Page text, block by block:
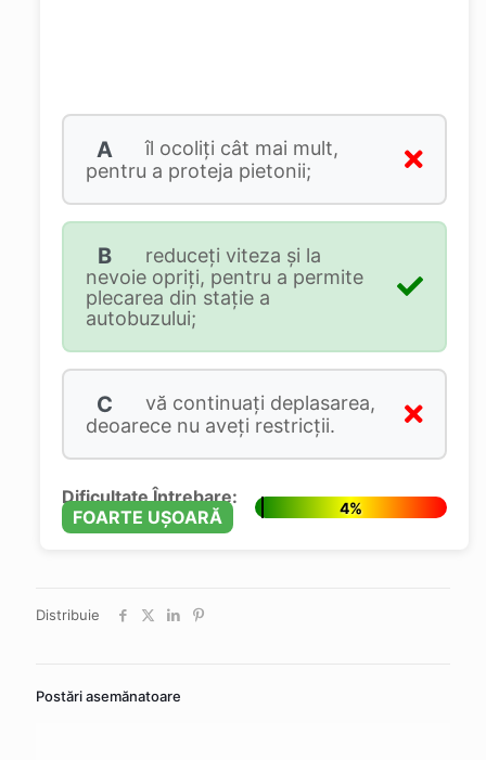
A
îl ocoliți cât mai mult,
pentru a proteja pietonii;
B
reduceți viteza și la
nevoie opriți, pentru a permite
plecarea din stație a
autobuzului;
C
vă continuați deplasarea,
deoarece nu aveți restricții.
Dificultate Întrebare:
FOARTE UȘOARĂ
4%
Distribuie
Postări asemănatoare